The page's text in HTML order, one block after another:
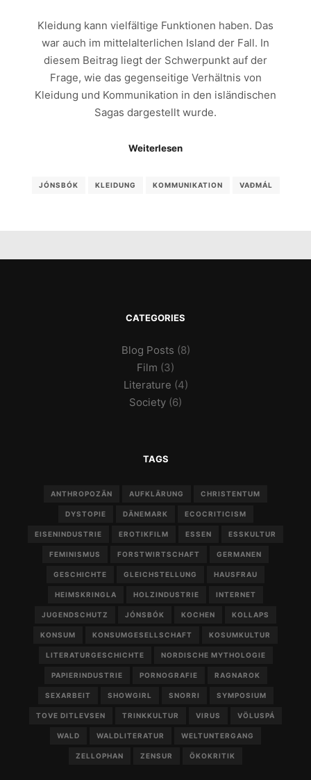
Kleidung kann vielfältige Funktionen haben. Das
war auch im mittelalterlichen Island der Fall. In
diesem Beitrag liegt der Schwerpunkt auf der
Frage, wie das gegenseitige Verhältnis von
Kleidung und Kommunikation in den isländischen
Sagas dargestellt wurde.
Weiterlesen
JÓNSBÓK KLEIDUNG KOMMUNIKATION VAÐMÁL
CATEGORIES
Blog Posts (8)
Film (3)
Literature (4)
Society (6)
TAGS
ANTHROPOZÄN AUFKLÄRUNG CHRISTENTUM
DYSTOPIE DÄNEMARK ECOCRITICISM
EISENINDUSTRIE EROTIKFILM ESSEN ESSKULTUR
FEMINISMUS FORSTWIRTSCHAFT GERMANEN
GESCHICHTE GLEICHSTELLUNG HAUSFRAU
HEIMSKRINGLA HOLZINDUSTRIE INTERNET
JUGENDSCHUTZ JÓNSBÓK KOCHEN KOLLAPS
KONSUM KONSUMGESELLSCHAFT KOSUMKULTUR
LITERATURGESCHICHTE NORDISCHE MYTHOLOGIE
PAPIERINDUSTRIE PORNOGRAFIE RAGNAROK
SEXARBEIT SHOWGIRL SNORRI SYMPOSIUM
TOVE DITLEVSEN TRINKKULTUR VIRUS VÖLUSPÁ
WALD WALDLITERATUR WELTUNTERGANG
ZELLOPHAN ZENSUR ÖKOKRITIK